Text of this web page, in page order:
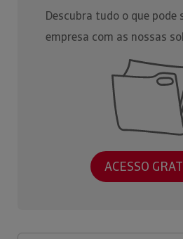
Descubra tudo o que pode
empresa com as nossas
ACESSO